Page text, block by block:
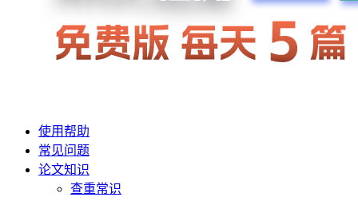
使用帮助
常见问题
论文知识
查重常识